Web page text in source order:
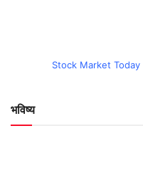
Stock Market Today
भविष्य